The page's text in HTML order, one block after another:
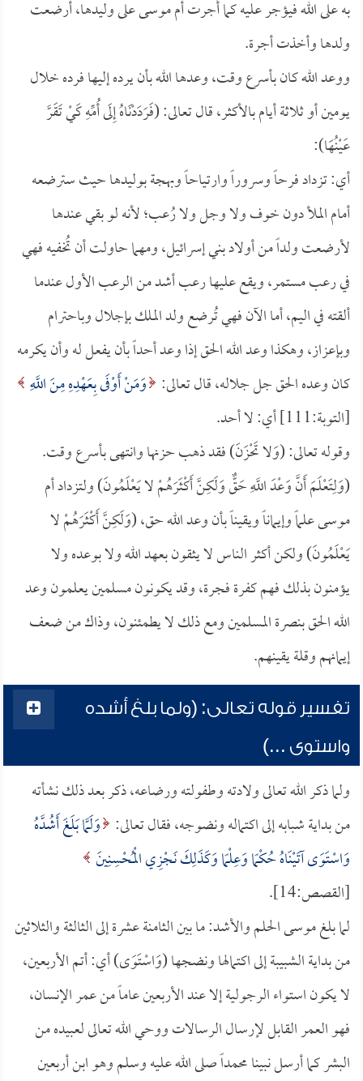
به على الله فيؤجر عليه كما أُجرت أم موسى على وليدها، أرضعت
ولدها وأخذت أجرة.
ووعد الله كان بأسرع وقت، وعدها الله بأن يرده إليها فرده خلال
يومين أو ثلاثة أيام بالأكثر، قال تعالى: (فَرَدَدْنَاهُ إِلَى أُمِّهِ كَيْ تَقَرَّ
عَيْنُهَا):
أي: تزداد فرحاً وسروراً وارتياحاً وبهجة بوليدها حيث سترضعه
أمام الملأ دون خوف ولا وجل ولا رُعب؛ لأنه لو بقي عندها
لأرضعت ولداً من أولاد بني إسرائيل، ومهما حاولت أن تُخفيه فهي
في رعب مستمر، ويقع عليها رعب أشد من الرعب الأول عندما
ألقته في اليم، أما الآن فهي تُرضع ولد الملك بإجلال وباحترام
وبإعزاز، وهكذا وعد الله الحق إذا وعد أحداً بأن يفعل له وأن يكرمه
كان وعده الحق جل جلاله، قال تعالى: وَمَنْ أَوْفَى بِعَهْدِهِ مِنَ اللَّهِ
[التوبة:111] أي: لا أحد.
وقوله تعالى: (وَلا تَحْزَنَ) فقد ذهب حزنها وانتهى بأسرع وقت.
(وَلِتَعْلَمَ أَنَّ وَعْدَ اللَّهِ حَقٌّ وَلَكِنَّ أَكْثَرَهُمْ لا يَعْلَمُونَ) ولتزداد أم
موسى علماً وإيماناً ويقيناً بأن وعد الله حق، (وَلَكِنَّ أَكْثَرَهُمْ لا
يَعْلَمُونَ) ولكن أكثر الناس لا يثقون بعهد الله ولا بوعده ولا
يؤمنون بذلك فهم كفرة فجرة، وقد يكونون مسلمين يعلمون وعد
الله الحق بنصرة المسلمين ومع ذلك لا يطمئنون، وذاك من ضعف
إيمانهم وقلة يقينهم.
تفسير قوله تعالى: (ولما بلغ أشده
واستوى ...)
ولما ذكر الله تعالى ولادته وطفولته ورضاعه، ذكر بعد ذلك نشأته
من بداية شبابه إلى اكتماله ونضوجه، فقال تعالى: وَلَمَّا بَلَغَ أَشُدَّهُ
وَاسْتَوَى آتَيْنَاهُ حُكْمًا وَعِلْمًا وَكَذَلِكَ نَجْزِي الْمُحْسِنِينَ
[القصص:14].
لما بلغ موسى الحلم والأشد: ما بين الثامنة عشرة إلى الثالثة والثلاثين
من بداية الشبيبة إلى اكتمالها ونضجها (وَاسْتَوَى) أي: أتم الأربعين،
لا يكون استواء الرجولية إلا عند الأربعين عاماً من عمر الإنسان،
فهو العمر القابل لإرسال الرسالات ووحي الله تعالى لعبيده من
البشر كما أرسل نبينا محمداً صلى الله عليه وسلم وهو ابن أربعين